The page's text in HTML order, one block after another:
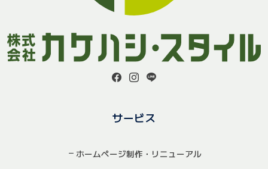
サービス
ホームページ制作・リニューアル